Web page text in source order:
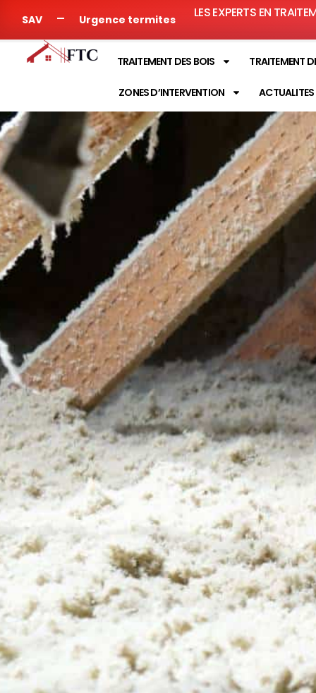
SAV Urgence termites LES EXPERTS EN
TRAITEMENT DES BOIS TRAITEMENT
ZONES D’INTERVENTION ACTUALITES